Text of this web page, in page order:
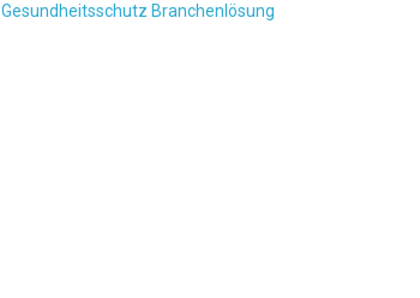
Gesundheitsschutz Branchenlösung